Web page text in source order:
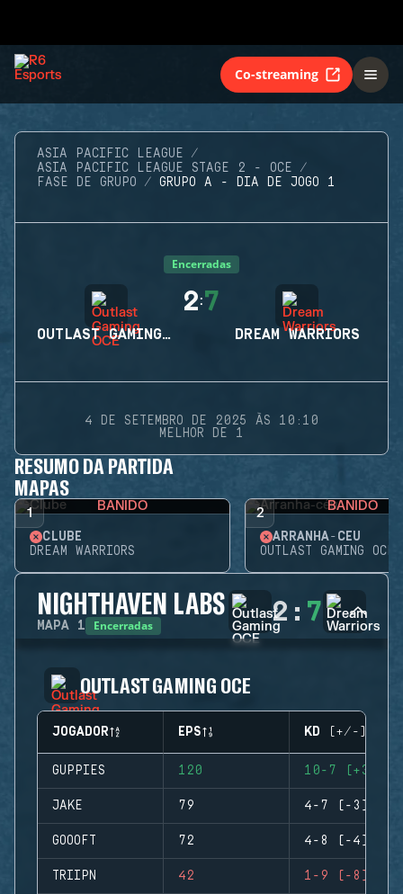
Co-streaming
ASIA PACIFIC LEAGUE
ASIA PACIFIC LEAGUE STAGE 2 - OCE
FASE DE GRUPO
GRUPO A - DIA DE JOGO 1
Encerradas
OUTLAST GAMING OCE
2:7
DREAM WARRIORS
4 DE SETEMBRO DE 2025 ÀS 10:10
MELHOR DE 1
RESUMO DA PARTIDA
MAPAS
1 BANIDO
CLUBE
DREAM WARRIORS
2 BANIDO
ARRANHA-CÉU
OUTLAST GAMING OCE
NIGHTHAVEN LABS
MAPA 1 Encerradas 2 : 7
OUTLAST GAMING OCE
JOGADOR EPS KD (+/-)
GUPPIES 120 10-7 (+3)
JAKE 79 4-7 (-3)
GOOOFT 72 4-8 (-4)
TRIIPN 42 1-9 (-8)